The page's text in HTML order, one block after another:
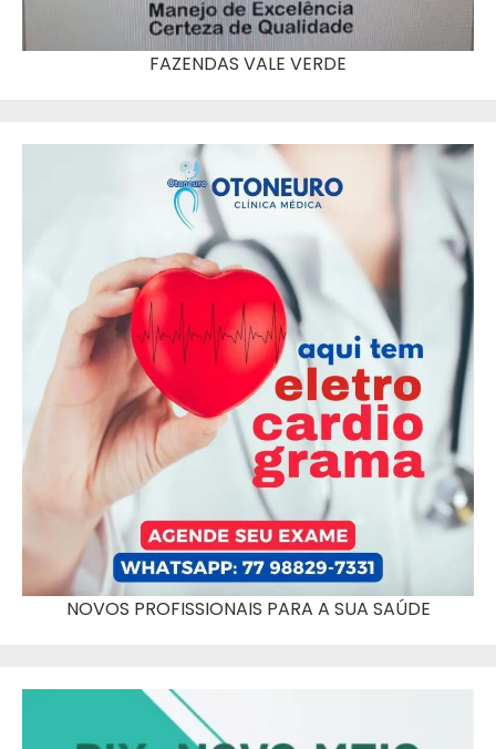
FAZENDAS VALE VERDE
NOVOS PROFISSIONAIS PARA A SUA SAÚDE